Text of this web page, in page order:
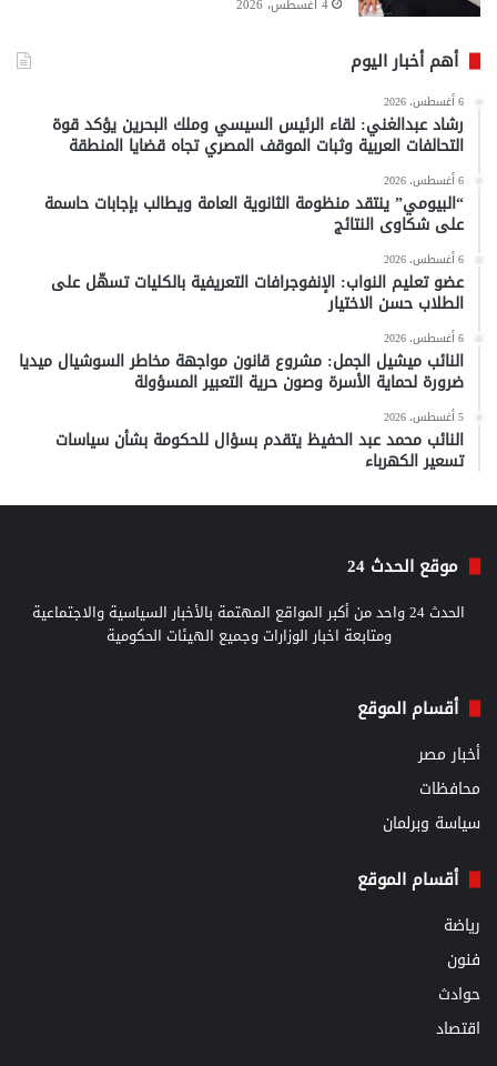
4 أغسطس، 2026
أهم أخبار اليوم
6 أغسطس، 2026
رشاد عبدالغني: لقاء الرئيس السيسي وملك البحرين يؤكد قوة
التحالفات العربية وثبات الموقف المصري تجاه قضايا المنطقة
6 أغسطس، 2026
“البيومي” ينتقد منظومة الثانوية العامة ويطالب بإجابات حاسمة
على شكاوى النتائج
6 أغسطس، 2026
عضو تعليم النواب: الإنفوجرافات التعريفية بالكليات تسهّل على
الطلاب حسن الاختيار
6 أغسطس، 2026
النائب ميشيل الجمل: مشروع قانون مواجهة مخاطر السوشيال ميديا
ضرورة لحماية الأسرة وصون حرية التعبير المسؤولة
5 أغسطس، 2026
النائب محمد عبد الحفيظ يتقدم بسؤال للحكومة بشأن سياسات
تسعير الكهرباء
موقع الحدث 24
الحدث 24 واحد من أكبر المواقع المهتمة بالأخبار السياسية والاجتماعية
ومتابعة اخبار الوزارات وجميع الهيئات الحكومية
أقسام الموقع
أخبار مصر
محافظات
سياسة وبرلمان
أقسام الموقع
رياضة
فنون
حوادث
اقتصاد